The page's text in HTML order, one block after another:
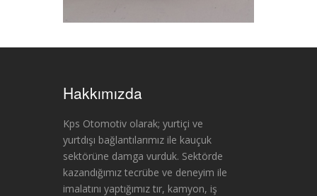
Hakkımızda
Kps Otomotiv olarak; yurtiçi ve
yurtdışı bağlantılarımız ile kauçuk
sektörüne damga vurduk. Sektörde
kazandığımız tecrübe ve deneyim ile
imalatını yaptığımız tır, kamyon, iş